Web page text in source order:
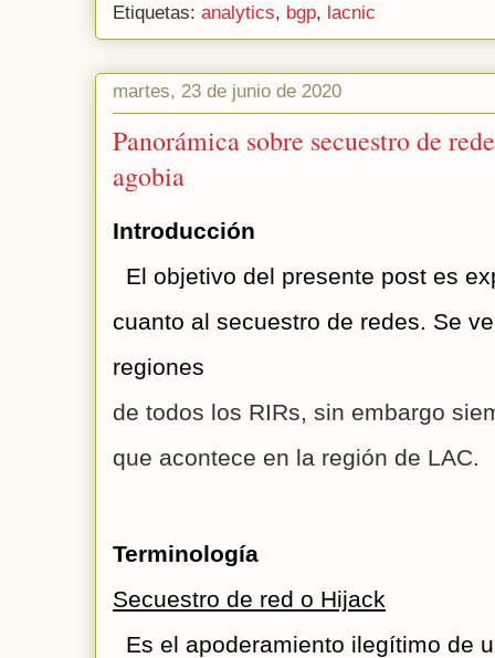
Etiquetas: analytics, bgp, lacnic
martes, 23 de junio de 2020
Panorámica sobre secuestro de
agobia
Introducción
El objetivo del presente post es
cuanto al secuestro de redes. Se
regiones
de todos los RIRs, sin embargo
que acontece en la región de LAC.
Terminología
Secuestro de red o Hijack
Es el apoderamiento ilegítimo de